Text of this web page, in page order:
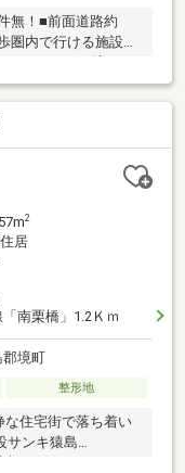
無！■前面道路約
圏内で行ける施設セ
境店 徒歩２７
いる総合不動産会社
売買仲介・賃貸仲
悩みがありましたら
2
居
南栗橋」1.2Ｋｍ
郡境町
整形地
な住宅街で落ち着い
サンキ猿島